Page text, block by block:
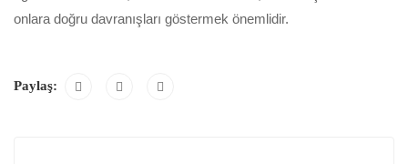
onlara doğru davranışları göstermek önemlidir.
Paylaş: